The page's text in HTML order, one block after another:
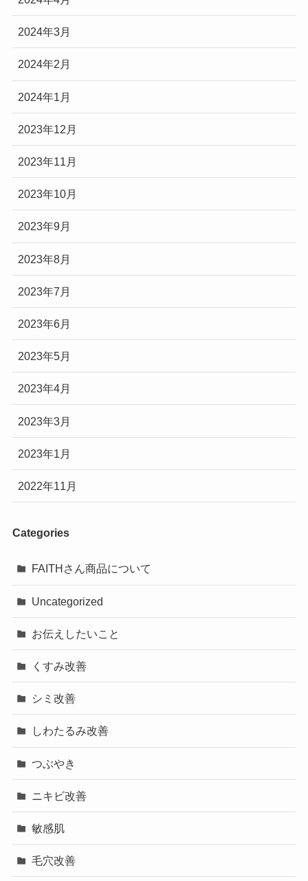
2024年3月
2024年2月
2024年1月
2023年12月
2023年11月
2023年10月
2023年9月
2023年8月
2023年7月
2023年6月
2023年5月
2023年4月
2023年3月
2023年1月
2022年11月
Categories
FAITHさん商品について
Uncategorized
お伝えしたいこと
くすみ改善
シミ改善
しわたるみ改善
つぶやき
ニキビ改善
敏感肌
毛穴改善